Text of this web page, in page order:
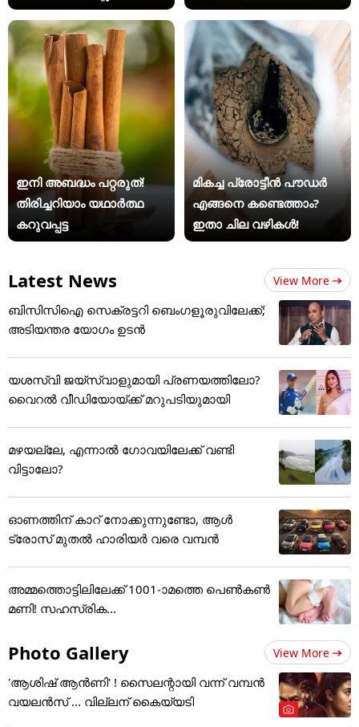
ഇനി അബദ്ധം പറ്റരുത്!
തിരിച്ചറിയാം യഥാര്‍ത്ഥ
കറുവപ്പട്ട
മികച്ച പ്രോട്ടീൻ പൗഡർ
എങ്ങനെ കണ്ടെത്താം?
ഇതാ ചില വഴികൾ!
Latest News View More
ബിസിസിഐ സെക്രട്ടറി ബെംഗളൂരുവിലേക്ക്;
അടിയന്തര യോഗം ഉടന്‍
യശസ്വി ജയ്‌സ്വാളുമായി പ്രണയത്തിലോ?
വൈറൽ വീഡിയോയ്ക്ക് മറുപടിയുമായി
മഴയല്ലേ, എന്നാൽ ഗോവയിലേക്ക് വണ്ടി
വിട്ടാലോ?
ഓണത്തിന് കാറ് നോക്കുന്നുണ്ടോ, ആൾ
ട്രോസ് മുതൽ ഹാരിയർ വരെ വമ്പൻ
അമ്മത്തൊട്ടിലിലേക്ക് 1001-ാമത്തെ പെൺകൺ
മണി! സഹസ്രിക...
Photo Gallery View More
'ആശിഷ് ആൻണി' ! സൈലന്റായി വന്ന് വമ്പൻ
വയലൻസ് ... വില്ലന് കൈയ്യടി